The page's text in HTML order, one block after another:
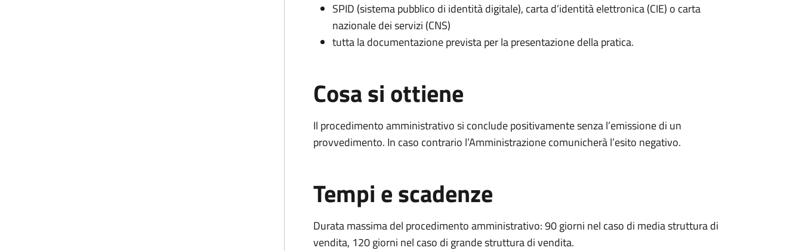
SPID (sistema pubblico di identità digitale), carta d’identità elettronica (CIE) o carta
nazionale dei servizi (CNS)
tutta la documentazione prevista per la presentazione della pratica.
Cosa si ottiene
Il procedimento amministrativo si conclude positivamente senza l’emissione di un
provvedimento. In caso contrario l’Amministrazione comunicherà l’esito negativo.
Tempi e scadenze
Durata massima del procedimento amministrativo: 90 giorni nel caso di media struttura di
vendita, 120 giorni nel caso di grande struttura di vendita.